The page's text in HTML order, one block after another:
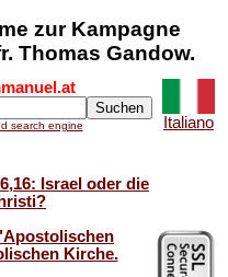
zur Kampagne
Thomas Gandow.
search engine Italiano
Israel oder die
Kirche.